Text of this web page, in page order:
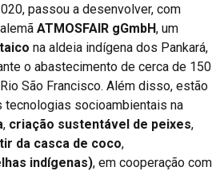
passou a desenvolver, com
ATMOSFAIR gGmbH, um
na aldeia indígena dos Pankará,
o abastecimento de cerca de 150
São Francisco. Além disso, estão
tecnologias socioambientais na
, criação sustentável de peixes,
da casca de coco,
indígenas), em cooperação com